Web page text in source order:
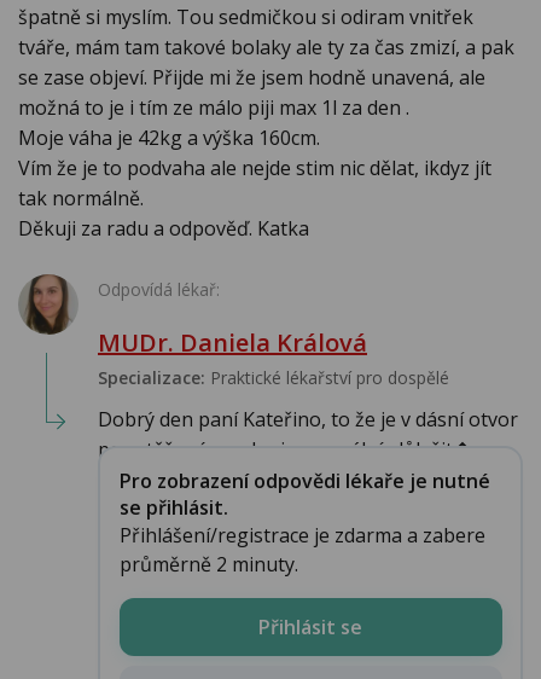
špatně si myslím. Tou sedmičkou si odiram vnitřek
tváře, mám tam takové bolaky ale ty za čas zmizí, a pak
se zase objeví. Přijde mi že jsem hodně unavená, ale
možná to je i tím ze málo piji max 1l za den .
Moje váha je 42kg a výška 160cm.
Vím že je to podvaha ale nejde stim nic dělat, ikdyz jít
tak normálně.
Děkuji za radu a odpověď. Katka
Odpovídá lékař:
MUDr. Daniela Králová
Specializace: Praktické lékařství pro dospělé
Dobrý den paní Kateřino, to že je v dásní otvor
po vytěženém zubu je normální, důležit�...
Pro zobrazení odpovědi lékaře je nutné
se přihlásit.
Přihlášení/registrace je zdarma a zabere
průměrně 2 minuty.
Přihlásit se